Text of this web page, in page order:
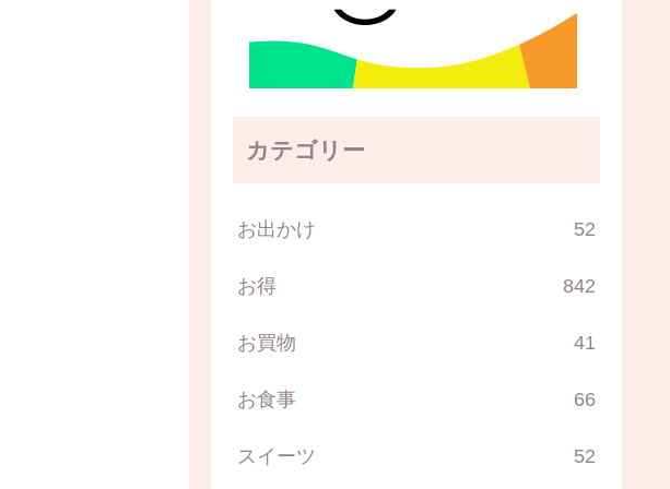
カテゴリー
お出かけ 52
お得 842
お買物 41
お食事 66
スイーツ 52